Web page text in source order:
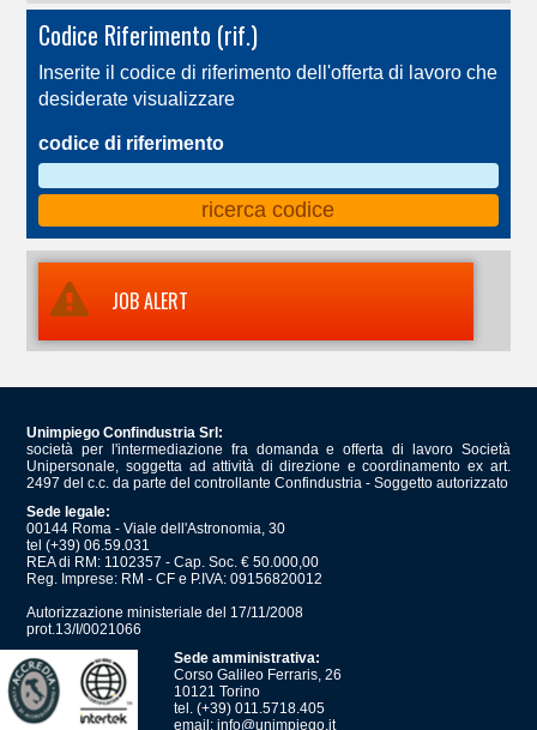
Codice Riferimento (rif.)
Inserite il codice di riferimento dell'offerta di lavoro che
desiderate visualizzare
codice di riferimento
JOB ALERT
Unimpiego Confindustria Srl:
società per l'intermediazione fra domanda e offerta di lavoro Società
Unipersonale, soggetta ad attività di direzione e coordinamento ex art.
2497 del c.c. da parte del controllante Confindustria - Soggetto autorizzato
Sede legale:
00144 Roma - Viale dell'Astronomia, 30
tel (+39) 06.59.031
REA di RM: 1102357 - Cap. Soc. € 50.000,00
Reg. Imprese: RM - CF e P.IVA: 09156820012
Autorizzazione ministeriale del 17/11/2008
prot.13/I/0021066
Sede amministrativa:
Corso Galileo Ferraris, 26
10121 Torino
tel. (+39) 011.5718.405
email: info@unimpiego.it